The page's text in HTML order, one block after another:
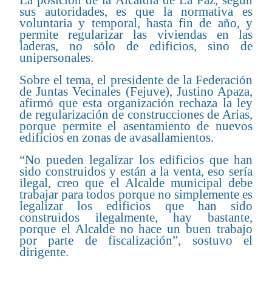
sus autoridades, es que la normativa es
voluntaria y temporal, hasta fin de año, y
permite regularizar las viviendas en las
laderas, no sólo de edificios, sino de
unipersonales.
Sobre el tema, el presidente de la Federación
de Juntas Vecinales (Fejuve), Justino Apaza,
afirmó que esta organización rechaza la ley
de regularización de construcciones de Arias,
porque permite el asentamiento de nuevos
edificios en zonas de avasallamientos.
“No pueden legalizar los edificios que han
sido construidos y están a la venta, eso sería
ilegal, creo que el Alcalde municipal debe
trabajar para todos porque no simplemente es
legalizar los edificios que han sido
construidos ilegalmente, hay bastante,
porque el Alcalde no hace un buen trabajo
por parte de fiscalización”, sostuvo el
dirigente.